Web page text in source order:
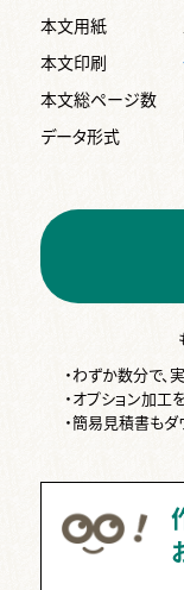
本文用紙
本文印刷
本文総ページ数
データ形式
・わずか数分で、
・オプション加
・簡易見積書も